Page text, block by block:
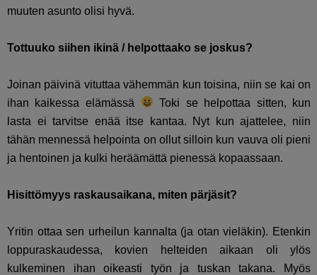
muuten asunto olisi hyvä.
Tottuuko siihen ikinä / helpottaako se joskus?
Joinan päivinä vituttaa vähemmän kun toisina, niin se kai on
ihan kaikessa elämässä
Toki se helpottaa sitten, kun
lasta ei tarvitse enää itse kantaa. Nyt kun ajattelee, niin
tähän mennessä helpointa on ollut silloin kun vauva oli pieni
ja hentoinen ja kulki heräämättä pienessä kopaassaan.
Hisittömyys raskausaikana, miten pärjäsit?
Yritin ottaa sen urheilun kannalta (ja otan vieläkin). Etenkin
loppuraskaudessa, kovien helteiden aikaan oli ylös
kulkeminen ihan oikeasti työn ja tuskan takana. Myös